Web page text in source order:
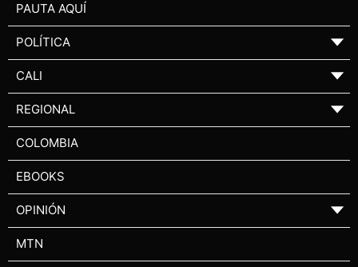
PAUTA AQUÍ
POLÍTICA ▼
CALI ▼
REGIONAL ▼
COLOMBIA
EBOOKS
OPINIÓN ▼
MTN